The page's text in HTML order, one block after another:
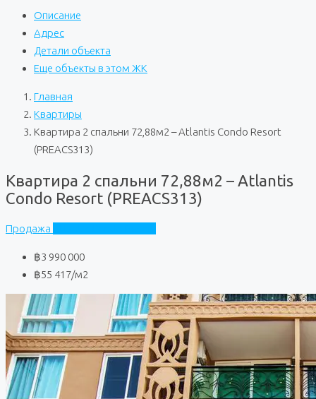
Описание
Адрес
Детали объекта
Еще объекты в этом ЖК
Главная
Квартиры
Квартира 2 спальни 72,88м2 – Atlantis Condo Resort
(PREACS313)
Квартира 2 спальни 72,88м2 – Atlantis
Condo Resort (PREACS313)
Продажа
฿3 990 000
฿55 417/м2